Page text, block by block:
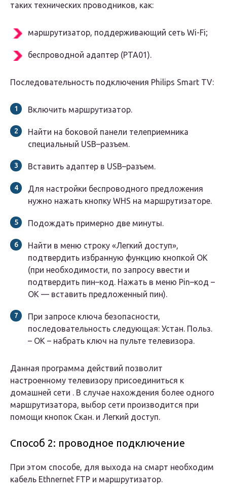
таких технических проводников, как:
маршрутизатор, поддерживающий сеть Wi-Fi;
беспроводной адаптер (РТА01).
Последовательность подключения Philips Smart TV:
Включить маршрутизатор.
Найти на боковой панели телеприемника
специальный USB–разъем.
Вставить адаптер в USB–разъем.
Для настройки беспроводного предложения
нужно нажать кнопку WHS на маршрутизаторе.
Подождать примерно две минуты.
Найти в меню строку «Легкий доступ»,
подтвердить избранную функцию кнопкой ОК
(при необходимости, по запросу ввести и
подтвердить пин–код. Нажать в меню Pin–код –
ОК — вставить предложенный пин).
При запросе ключа безопасности,
последовательность следующая: Устан. Польз.
– ОК – набрать ключ на пульте телевизора.
Данная программа действий позволит
настроенному телевизору присоединиться к
домашней сети . В случае нахождения более одного
маршрутизатора, выбор сети производится при
помощи кнопок Скан. и Легкий доступ.
Способ 2: проводное подключение
При этом способе, для выхода на смарт необходим
кабель Ethnernet FTP и маршрутизатор.